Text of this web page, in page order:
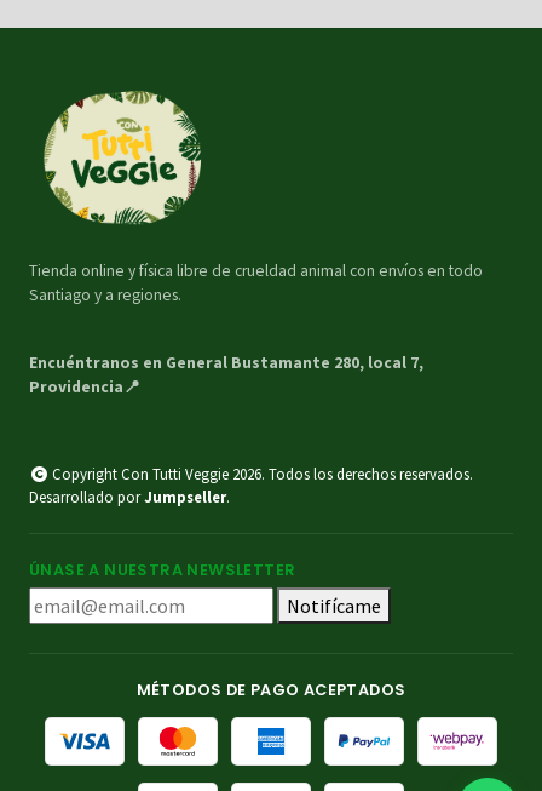
Tienda online y física libre de crueldad animal con envíos en todo
Santiago y a regiones.
Encuéntranos en General Bustamante 280, local 7,
Providencia📍
Copyright Con Tutti Veggie 2026. Todos los derechos reservados.
Desarrollado porJumpseller.
ÚNASE A NUESTRA NEWSLETTER
Notifícame
MÉTODOS DE PAGO ACEPTADOS